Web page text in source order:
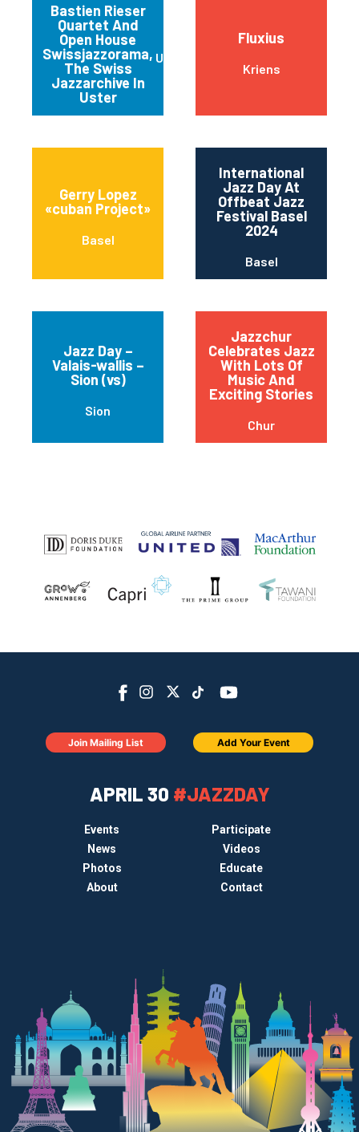
Bastien Rieser
Quartet And
Open House
Swissjazzorama,
The Swiss
Jazzarchive In
Uster
Uster
Fluxius
Kriens
Gerry Lopez
«cuban Project»
Basel
International
Jazz Day At
Offbeat Jazz
Festival Basel
2024
Basel
Jazz Day –
Valais-wallis –
Sion (vs)
Sion
Jazzchur
Celebrates Jazz
With Lots Of
Music And
Exciting Stories
Chur
APRIL 30 #JAZZDAY
Events
Participate
News
Videos
Photos
Educate
About
Contact
Join Mailing List Add Your Event